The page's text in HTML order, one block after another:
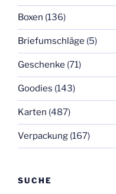
Boxen (136)
Briefumschläge (5)
Geschenke (71)
Goodies (143)
Karten (487)
Verpackung (167)
SUCHE